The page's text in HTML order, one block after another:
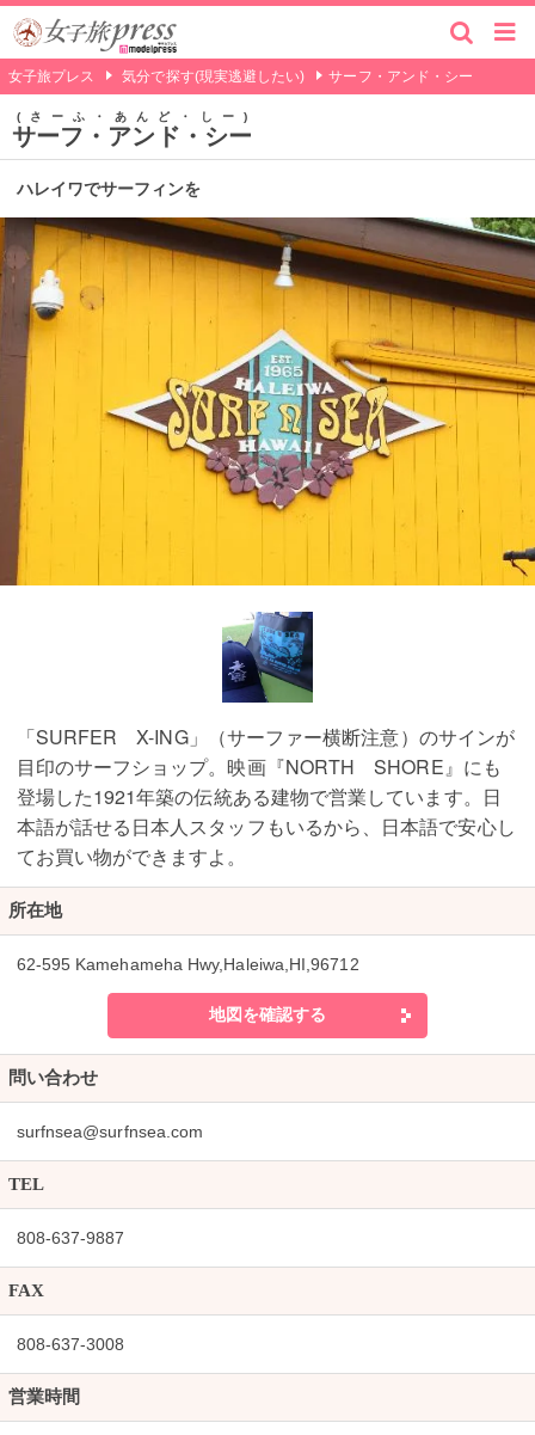
女子旅プレス 気分で探す(現実逃避したい) サーフ・アンド・シー
サーフ・アンド・シー
さーふ・あんど・しー
ハレイワでサーフィンを
「SURFER X-ING」（サーファー横断注意）のサインが
目印のサーフショップ。映画『NORTH SHORE』にも
登場した1921年築の伝統ある建物で営業しています。日
本語が話せる日本人スタッフもいるから、日本語で安心し
てお買い物ができますよ。
所在地
62-595 Kamehameha Hwy,Haleiwa,HI,96712
地図を確認する
問い合わせ
surfnsea@surfnsea.com
TEL
808-637-9887
FAX
808-637-3008
営業時間